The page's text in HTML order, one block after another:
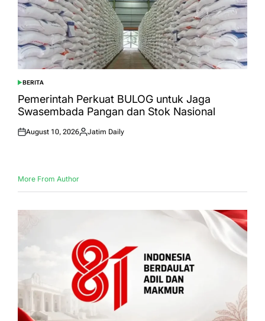
POSTED
IN
BERITA
Pemerintah Perkuat BULOG untuk Jaga
Swasembada Pangan dan Stok Nasional
Posted
August 10, 2026
Posted
Jatim Daily
More From Author